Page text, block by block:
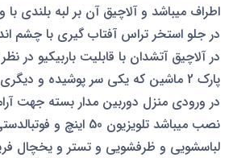
اطراف میباشد و آلاچیق آن بر لبه بلندی با
در جلو استخر تراس آفتاب گیری با چشم
در آلاچیق آتشدان با قابلیت باربیکیو در
پارک 2 ماشین که یکی سر پوشیده و
در ورودی منزل دوربین مدار بسته جهت
نصب میباشد تلویزیون 50 اینچ